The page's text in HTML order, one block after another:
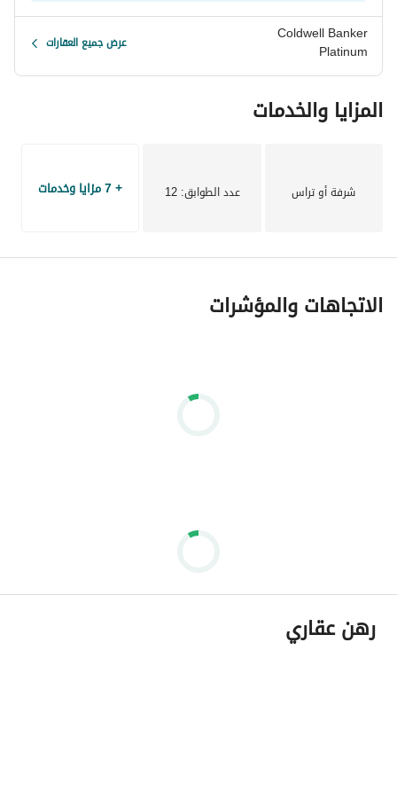
Coldwell Banker
Platinum عرض جميع العقارات
المزايا والخدمات
شرفة أو تراس عدد الطوابق: 12 + 7 مزايا وخدمات
الاتجاهات والمؤشرات
رهن عقاري